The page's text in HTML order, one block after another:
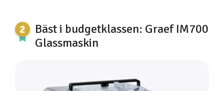
Bäst i budgetklassen: Graef IM700
Glassmaskin